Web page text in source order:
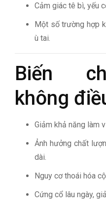
Cảm giác tê bì, yếu
Một số trường hợp
ù tai.
Biến
không
Giảm khả năng làm
Ảnh hưởng chất
dài.
Nguy cơ thoái hóa
Cứng cổ lâu ngày,